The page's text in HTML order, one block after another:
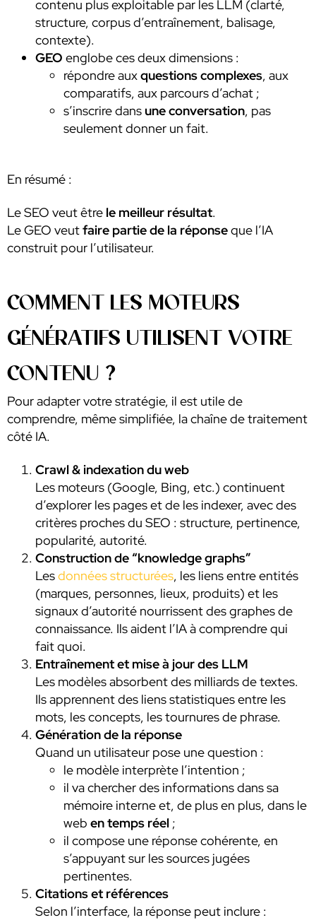
contenu plus exploitable par les LLM (clarté,
structure, corpus d’entraînement, balisage,
contexte).
GEO englobe ces deux dimensions :
répondre auxquestions complexes, aux
comparatifs, aux parcours d’achat ;
s’inscrire dans une conversation, pas
seulement donner un fait.
En résumé :
Le SEO veut être le meilleur résultat.
Le GEO veutfaire partie de la réponseque l’IA
construit pour l’utilisateur.
COMMENT LES MOTEURS
GÉNÉRATIFS UTILISENT VOTRE
CONTENU ?
Pour adapter votre stratégie, il est utile de
comprendre, même simplifiée, la chaîne de traitement
côté IA.
Crawl & indexation du web
Les moteurs (Google, Bing, etc.) continuent
d’explorer les pages et de les indexer, avec des
critères proches du SEO : structure, pertinence,
popularité, autorité.
Construction de “knowledge graphs”
Lesdonnées structurées, les liens entre entités
(marques, personnes, lieux, produits) et les
signaux d’autorité nourrissent des graphes de
connaissance. Ils aident l’IA à comprendre qui
fait quoi.
Entraînement et mise à jour des LLM
Les modèles absorbent des milliards de textes.
Ils apprennent des liens statistiques entre les
mots, les concepts, les tournures de phrase.
Génération de la réponse
Quand un utilisateur pose une question :
le modèle interprète l’intention ;
il va chercher des informations dans sa
mémoire interne et, de plus en plus, dans le
web en temps réel ;
il compose une réponse cohérente, en
s’appuyant sur les sources jugées
pertinentes.
Citations et références
Selon l’interface, la réponse peut inclure :